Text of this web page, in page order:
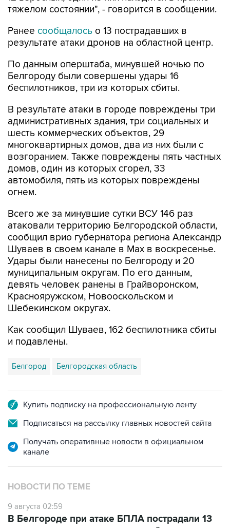
тяжелом состоянии", - говорится в сообщении.
Ранее сообщалось о 13 пострадавших в
результате атаки дронов на областной центр.
По данным оперштаба, минувшей ночью по
Белгороду были совершены удары 16
беспилотников, три из которых сбиты.
В результате атаки в городе повреждены три
административных здания, три социальных и
шесть коммерческих объектов, 29
многоквартирных домов, два из них были с
возгоранием. Также повреждены пять частных
домов, один из которых сгорел, 33
автомобиля, пять из которых повреждены
огнем.
Всего же за минувшие сутки ВСУ 146 раз
атаковали территорию Белгородской области,
сообщил врио губернатора региона Александр
Шуваев в своем канале в Мах в воскресенье.
Удары были нанесены по Белгороду и 20
муниципальным округам. По его данным,
девять человек ранены в Грайворонском,
Краснояружском, Новооскольском и
Шебекинском округах.
Как сообщил Шуваев, 162 беспилотника сбиты
и подавлены.
Белгород Белгородская область
Купить подписку на профессиональную ленту
Подписаться на рассылку главных новостей сайта
Получать оперативные новости в официальном
канале
НОВОСТИ ПО ТЕМЕ
9 августа 02:59
В Белгороде при атаке БПЛА пострадали 13